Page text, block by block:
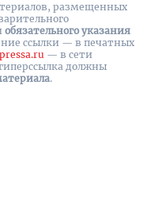
размещенных
обязательного указания
ссылки — в печатных
— в сети
должны
.